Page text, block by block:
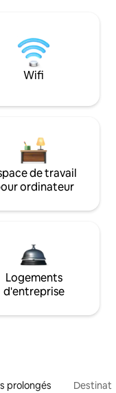
Wifi
de travail
ordinateur
Logements
d'entreprise
prolongés